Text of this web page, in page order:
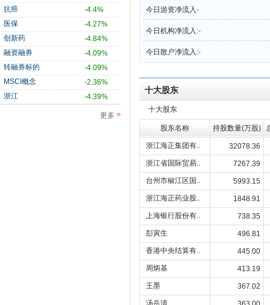
抗癌
-4.4%
医保
-4.27%
创新药
-4.84%
融资融券
-4.09%
转融券标的
-4.09%
MSCI概念
-2.36%
浙江
-4.39%
更多
今日游资净流入-
今日机构净流入:-
今日散户净流入:-
十大股东
十大股东
股东名称 持股数量(万股)
浙江海正集团有..
32078.36
浙江省国际贸易..
7267.39
台州市椒江区国..
5993.15
浙江海正药业股..
1848.91
上海银行股份有..
738.35
彭寅生
496.81
香港中央结算有..
445.00
周炳基
413.19
王墨
367.02
汤岳清